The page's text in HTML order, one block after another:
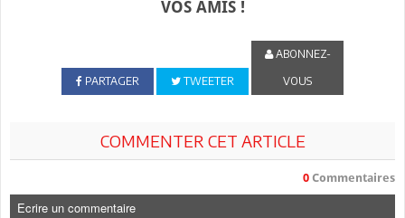
VOS AMIS !
PARTAGER TWEETER
ABONNEZ-
VOUS
COMMENTER CET ARTICLE
0 Commentaires
Ecrire un commentaire